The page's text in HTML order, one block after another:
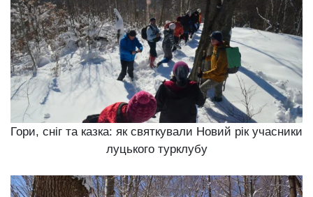
Гори, сніг та казка: як святкували Новий рік учасники
луцького турклубу